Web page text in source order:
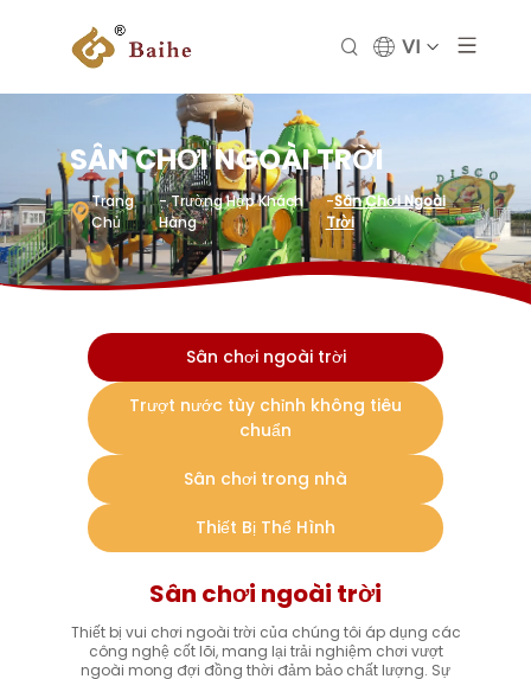
VI
SÂN CHƠI NGOÀI TRỜI
Trang
Chủ
- Trường Hợp Khách
Hàng
-Sân Chơi Ngoài
Trời
Sân chơi ngoài trời
Trượt nước tùy chỉnh không tiêu
chuẩn
Sân chơi trong nhà
Thiết Bị Thể Hình
Sân chơi ngoài trời
Thiết bị vui chơi ngoài trời của chúng tôi áp dụng các
công nghệ cốt lõi, mang lại trải nghiệm chơi vượt
ngoài mong đợi đồng thời đảm bảo chất lượng. Sự